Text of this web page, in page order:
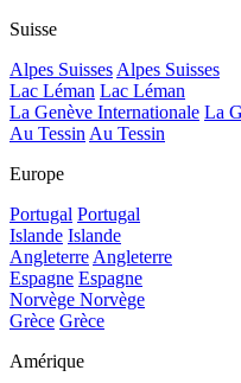
Suisse
Alpes Suisses Alpes Suisses
Lac Léman Lac Léman
La Genève Internationale La
Au Tessin Au Tessin
Europe
Portugal Portugal
Islande Islande
Angleterre Angleterre
Espagne Espagne
Norvège Norvège
Grèce Grèce
Amérique